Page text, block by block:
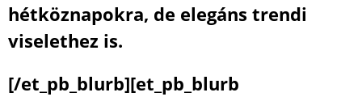
hétköznapokra, de elegáns trendi
viselethez is.
[/et_pb_blurb][et_pb_blurb